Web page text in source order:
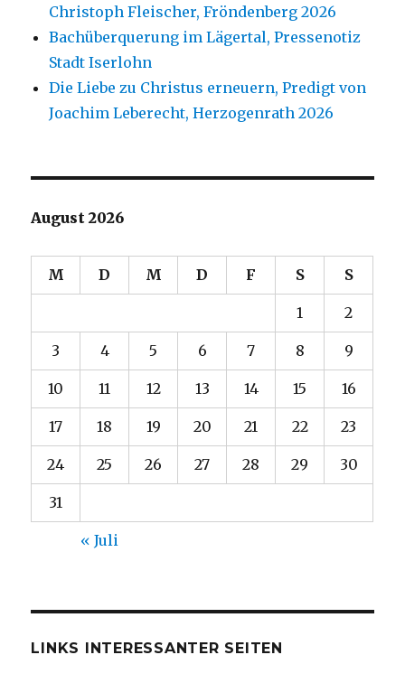
Christoph Fleischer, Fröndenberg 2026
Bachüberquerung im Lägertal, Pressenotiz
Stadt Iserlohn
Die Liebe zu Christus erneuern, Predigt von
Joachim Leberecht, Herzogenrath 2026
August 2026
M D M D F S S
1 2
3 4 5 6 7 8 9
10 11 12 13 14 15 16
17 18 19 20 21 22 23
24 25 26 27 28 29 30
31
« Juli
LINKS INTERESSANTER SEITEN